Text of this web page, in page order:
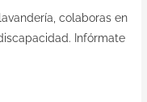
colaboras en
Infórmate